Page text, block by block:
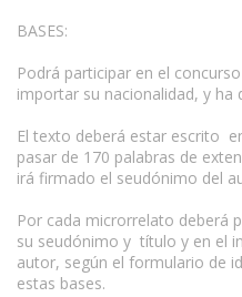
BASES:
Podrá participar en el
importar su nacionalidad, y ha
El texto deberá estar escrito
pasar de 170 palabras de
irá firmado el seudónimo del
Por cada microrrelato deberá
su seudónimo y título y en el
autor, según el formulario de
estas bases.